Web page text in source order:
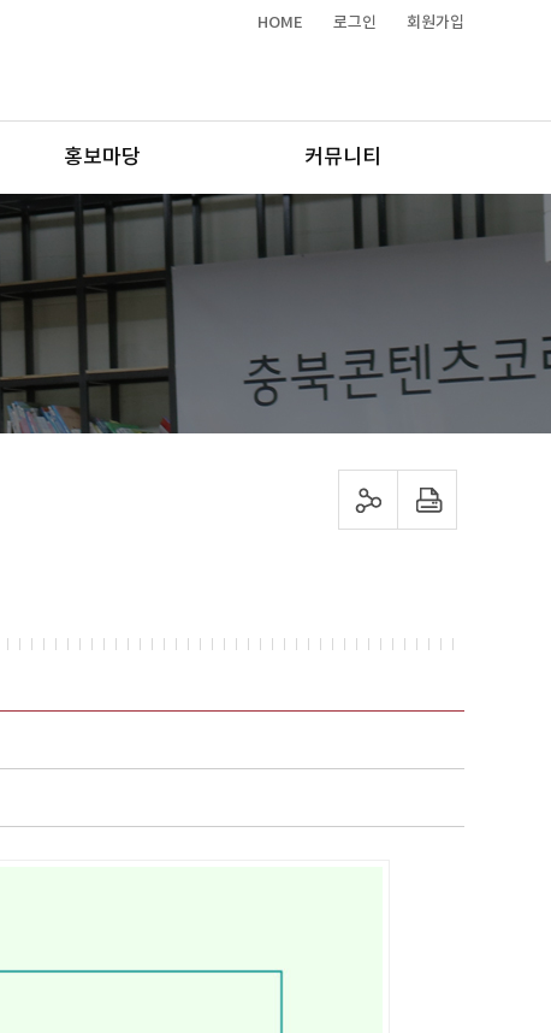
HOME 로그인 회원가입
홍보마당 커뮤니티
sns 공유하기 프린트하기